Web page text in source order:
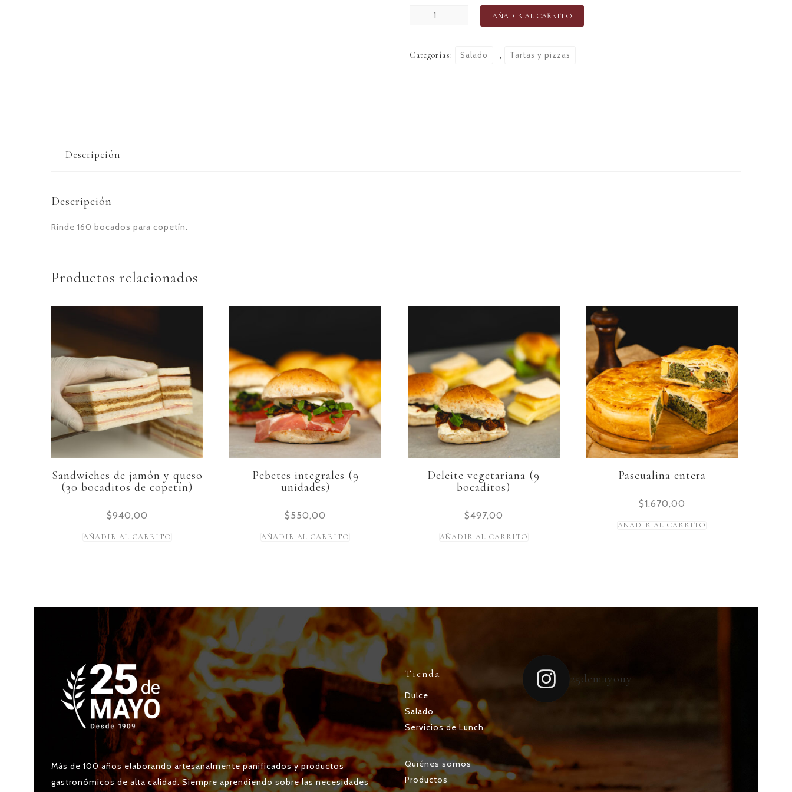
AÑADIR AL CARRITO
Categorías: Salado , Tartas y pizzas
Descripción
Descripción
Rinde 160 bocados para copetín.
Productos relacionados
Sandwiches de jamón y queso
(30 bocaditos de copetín)
$940,00
AÑADIR AL CARRITO
Pebetes integrales (9
unidades)
$550,00
AÑADIR AL CARRITO
Deleite vegetariana (9
bocaditos)
$497,00
AÑADIR AL CARRITO
Pascualina entera
$1.670,00
AÑADIR AL CARRITO
Más de 100 años elaborando artesanalmente panificados y productos
gastronómicos de alta calidad. Siempre aprendiendo sobre las necesidades
Tienda
Dulce
Salado
Servicios de Lunch
Quiénes somos
Productos
25demayouy